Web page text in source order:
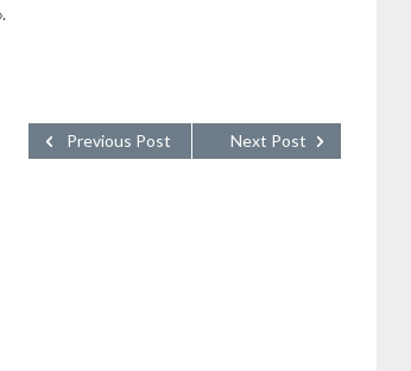
Next Post
Previous Post